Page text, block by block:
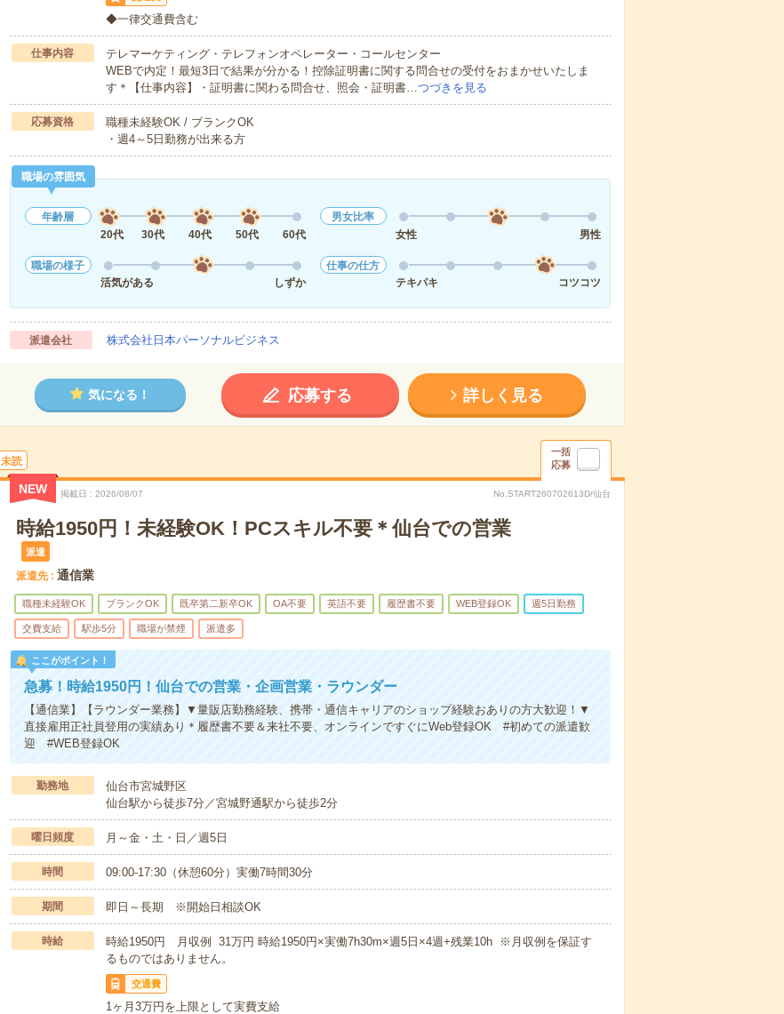
◆一律交通費含む
仕事内容
テレマーケティング・テレフォンオペレーター・コールセンター
WEBで内定！最短3日で結果が分かる！控除証明書に関する問合せの受付をおまかせいたしま
す＊【仕事内容】・証明書に関わる問合せ、照会・証明書…つづきを見る
応募資格
職種未経験OK / ブランクOK
・週4～5日勤務が出来る方
職場の雰囲気
年齢層
20代
30代 40代 50代 60代
男女比率
女性
男性
職場の様子
活気がある
しずか
仕事の仕方
テキパキ
コツコツ
派遣会社 株式会社日本パーソナルビジネス
気になる！ 応募する 詳しく見る
未読
一括
応募
NEW 掲載日 2026/08/07 No.START260702613D/仙台
時給1950円！未経験OK！PCスキル不要＊仙台での営業
派遣
派遣先 通信業
職種未経験OK ブランクOK 既卒第二新卒OK OA不要 英語不要 履歴書不要 WEB登録OK 週5日勤務
交費支給 駅歩5分 職場が禁煙 派遣多
ここがポイント！
急募！時給1950円！仙台での営業・企画営業・ラウンダー
【通信業】【ラウンダー業務】▼量販店勤務経験、携帯・通信キャリアのショップ経験おありの方大歓迎！▼
直接雇用正社員登用の実績あり＊履歴書不要＆来社不要、オンラインですぐにWeb登録OK #初めての派遣歓
迎 #WEB登録OK
勤務地
仙台市宮城野区
仙台駅から徒歩7分／宮城野通駅から徒歩2分
曜日頻度 月～金・土・日／週5日
時間 09:00-17:30（休憩60分）実働7時間30分
期間 即日～長期 ※開始日相談OK
時給
時給1950円 月収例 31万円 時給1950円×実働7h30m×週5日×4週+残業10h ※月収例を保証す
るものではありません。
交通費
1ヶ月3万円を上限として実費支給